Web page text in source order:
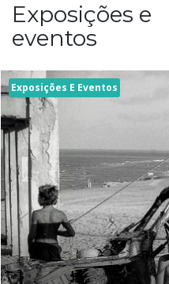
Exposições e
eventos
Exposições E Eventos